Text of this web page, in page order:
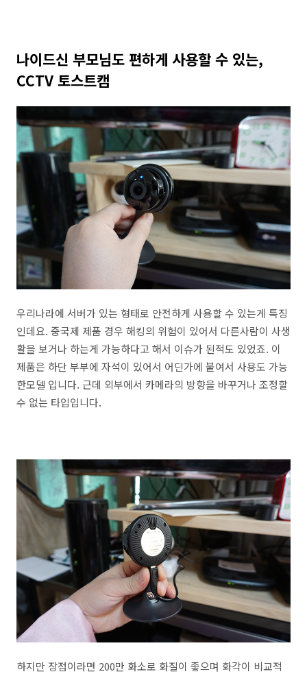
나이드신 부모님도 편하게 사용할 수 있는,
CCTV 토스트캠
우리나라에 서버가 있는 형태로 안전하게 사용할 수 있는게 특징
인데요. 중국제 제품 경우 해킹의 위험이 있어서 다른사람이 사생
활을 보거나 하는게 가능하다고 해서 이슈가 된적도 있었죠. 이
제품은 하단 부부에 자석이 있어서 어딘가에 붙여서 사용도 가능
한모델 입니다. 근데 외부에서 카메라의 방향을 바꾸거나 조정할
수 없는 타입입니다.
하지만 장점이라면 200만 화소로 화질이 좋으며 화각이 비교적